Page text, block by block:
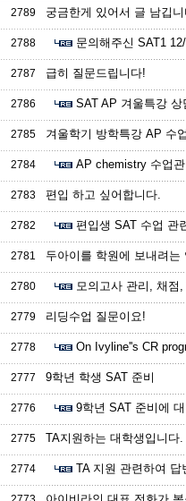
2789 궁금한게 있어서 글 남깁니
2788 문의해주신 SAT1
2787 급히 질문드립니다!
2786 SAT AP 겨울특강
2785 겨울학기 방학특강 AP 수
2784 AP chemistry 수업
2783 편입 하고 싶어합니다.
2782 편입생 SAT 수업 관
2781 두아이를 학원에 보내려는
2780 모의고사 관리, 채점
2779 리딩수업 질문이요!
2778 On Ivyline''s CR
2777 9학년 학생 SAT 준비
2776 9학년 SAT 준비에
2775 TA지원하는 대학생입니다.
2774 TA 지원 관련하여 답